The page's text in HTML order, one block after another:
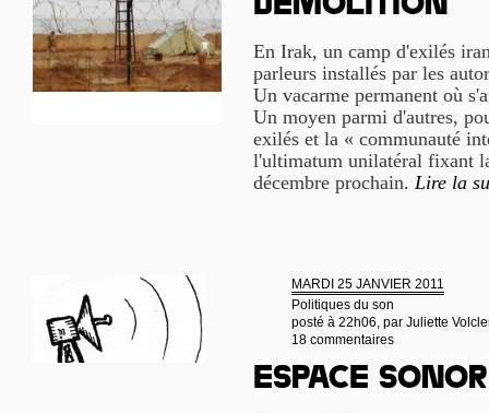
démolition
En Irak, un camp d'exilés
parleurs installés par les
Un vacarme permanent où
Un moyen parmi d'autres,
exilés et la « communauté
l'ultimatum unilatéral fixant
décembre prochain. Lire la
MARDI 25 JANVIER 2011
Politiques du son
posté à 22h06, par Juliette
18 commentaires
Espace